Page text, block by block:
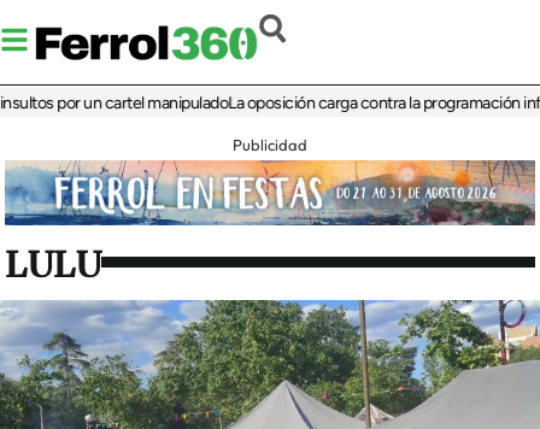
por un cartel manipuladoLa oposición carga contra la programación infantil
Publicidad
LULU